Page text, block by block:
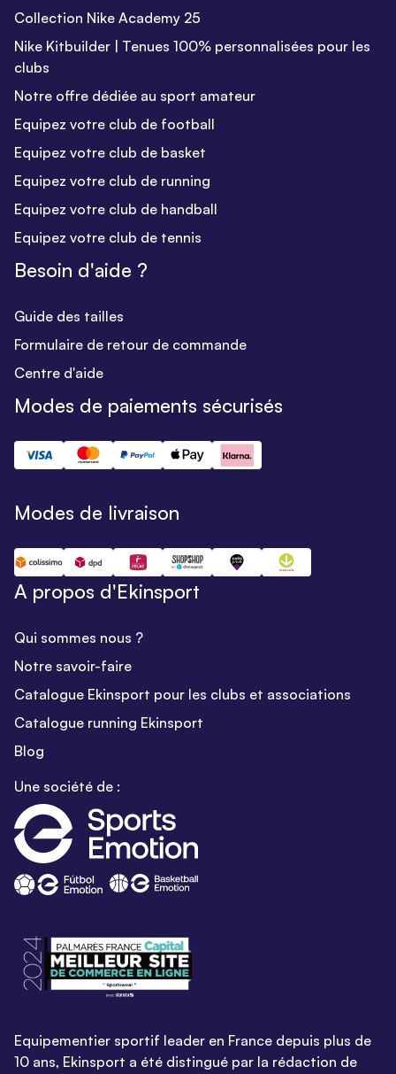
Collection Nike Academy 25
Nike Kitbuilder | Tenues 100% personnalisées pour les
clubs
Notre offre dédiée au sport amateur
Equipez votre club de football
Equipez votre club de basket
Equipez votre club de running
Equipez votre club de handball
Equipez votre club de tennis
Besoin d'aide ?
Guide des tailles
Formulaire de retour de commande
Centre d'aide
Modes de paiements sécurisés
Modes de livraison
A propos d'Ekinsport
Qui sommes nous ?
Notre savoir-faire
Catalogue Ekinsport pour les clubs et associations
Catalogue running Ekinsport
Blog
Une société de :
Equipementier sportif leader en France depuis plus de
10 ans, Ekinsport a été distingué par la rédaction de